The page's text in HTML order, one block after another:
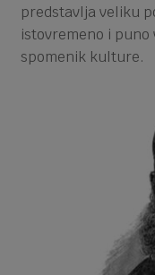
predstavlja veliku
istovremeno i puno
spomenik kulture.